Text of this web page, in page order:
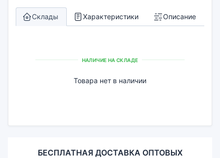
Склады Характеристики Описание
НАЛИЧИЕ НА СКЛАДЕ
Товара нет в наличии
БЕСПЛАТНАЯ ДОСТАВКА ОПТОВЫХ